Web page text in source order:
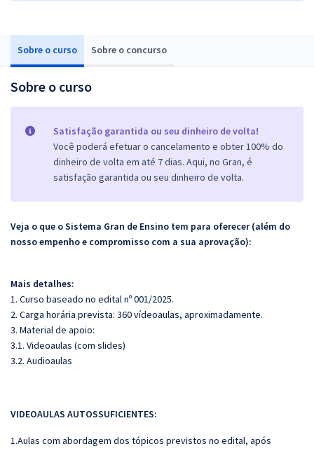
Sobre o curso Sobre o concurso
Sobre o curso
Satisfação garantida ou seu dinheiro de volta!
Você poderá efetuar o cancelamento e obter 100% do
dinheiro de volta em até 7 dias. Aqui, no Gran, é
satisfação garantida ou seu dinheiro de volta.
Veja o que o Sistema Gran de Ensino tem para oferecer (além do
nosso empenho e compromisso com a sua aprovação):
Mais detalhes:
1. Curso baseado no edital nº 001/2025.
2. Carga horária prevista: 360 vídeoaulas, aproximadamente.
3. Material de apoio:
3.1. Videoaulas (com slides)
3.2. Audioaulas
VIDEOAULAS AUTOSSUFICIENTES:
1.Aulas com abordagem dos tópicos previstos no edital, após